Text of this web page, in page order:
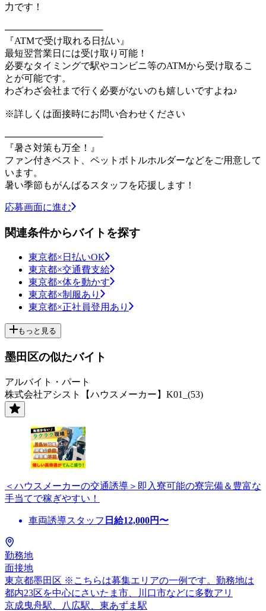
力です！
───────────────
『ATMで受け取れる日払い』
最短翌営業日には受け取り可能！
必要なタイミングで駅やコンビニ等のATMから受け取るこ
とが可能です。
わざわざ会社まで行く必要がないのも嬉しいですよね♪
※詳しくは面接時にお問い合わせください
───────────────
『暑さ対策も万全！』
ファン付きベスト、ペットボトルホルダーなどをご用意して
います。
暑い季節もがんばるスタッフを応援します！
応募画面に進む
関連条件からバイトを探す
東京都×日払いOK
東京都×交通費支給
東京都×体を動かす
東京都×制服あり
東京都×正社員登用あり
もっと見る
墨田区の似たバイト
アルバイト・パート
株式会社アシスト【ハウスメーカー】K01_(53)
＜ハウスメーカーの交通誘導＞即入寮可能の寮完備＆豊富な
手当てで稼ぎやすい！
車両誘導スタッフ 日給12,000円〜
勤務地
面接地
東京都墨田区 ※こちらは募集エリアの一例です。勤務地は
都内23区を中心にさいたま市、川口市などに多数アリ
京成曳舟駅、八広駅、東あずま駅